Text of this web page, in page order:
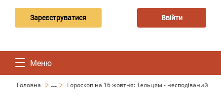
Зареєструватися Ввійти
Меню
Головна ...
Гороскоп на 16 жовтня: Тельцям - несподіваний